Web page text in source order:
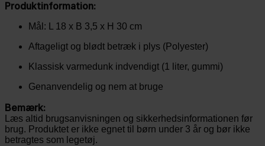
Produktinformation:
Mål: L 18 x B 3,5 x H 30 cm
Aftageligt og blødt betræk i plys (Polyester)
Klassisk varmedunk indvendigt (1 liter, gummi)
Genanvendelig og nem at bruge
Bemærk:
Læs altid brugsanvisningen og sikkerhedsinformationen før
brug. Produktet er ikke egnet til børn under 3 år og bør ikke
betragtes som legetøj.